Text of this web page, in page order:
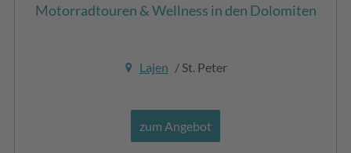
Motorradtouren & Wellness in den Dolomiten
Lajen / St. Peter
zum Angebot